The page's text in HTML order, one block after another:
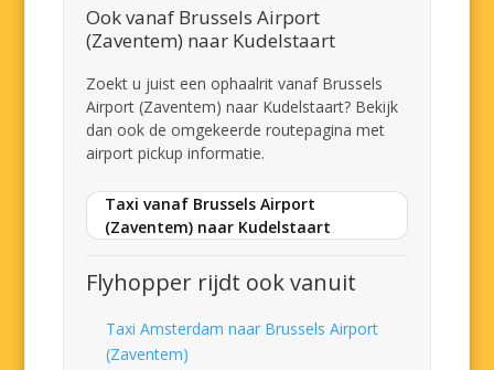
Ook vanaf Brussels Airport
(Zaventem) naar Kudelstaart
Zoekt u juist een ophaalrit vanaf Brussels
Airport (Zaventem) naar Kudelstaart? Bekijk
dan ook de omgekeerde routepagina met
airport pickup informatie.
Taxi vanaf Brussels Airport
(Zaventem) naar Kudelstaart
Flyhopper rijdt ook vanuit
Taxi Amsterdam naar Brussels Airport
(Zaventem)